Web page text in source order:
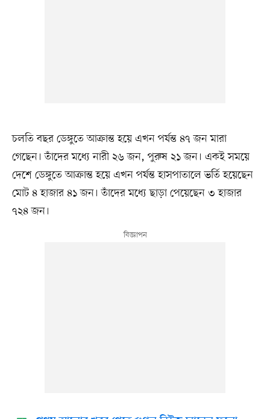
চলতি বছর ডেঙ্গুতে আক্রান্ত হয়ে এখন পর্যন্ত ৪৭ জন মারা
গেছেন। তাঁদের মধ্যে নারী ২৬ জন, পুরুষ ২১ জন। একই সময়ে
দেশে ডেঙ্গুতে আক্রান্ত হয়ে এখন পর্যন্ত হাসপাতালে ভর্তি হয়েছেন
মোট ৪ হাজার ৪১ জন। তাঁদের মধ্যে ছাড়া পেয়েছেন ৩ হাজার
৭২৪ জন।